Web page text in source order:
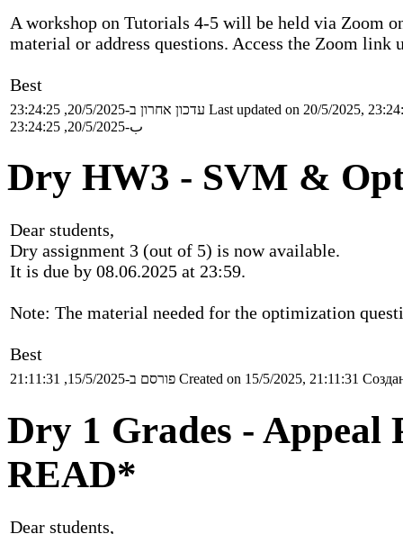
A workshop on Tutorials 4-5 will be held via Zoom
material or address questions. Access the Zoom
Best
עדכון אחרון ב-20/5/2025, 23:24:25 Last updated on 20/5/2025,
ب-20/5/2025, 23:24:25
Dry HW3 - SVM &
Dear students,
Dry assignment 3 (out of 5) is now available.
It is due by 08.06.2025 at 23:59.
Note: The material needed for the optimization
Best
פורסם ב-15/5/2025, 21:11:31 Created on 15/5/2025, 21:11:31
Dry 1 Grades - Appeal
READ*
Dear students,